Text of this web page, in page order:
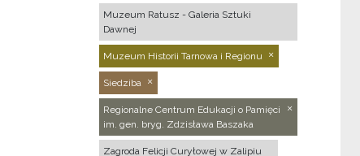
Muzeum Ratusz - Galeria Sztuki
Dawnej
Muzeum Historii Tarnowa i Regionu
Siedziba
Regionalne Centrum Edukacji o Pamięci
im. gen. bryg. Zdzisława Baszaka
Zagroda Felicji Curyłowej w Zalipiu